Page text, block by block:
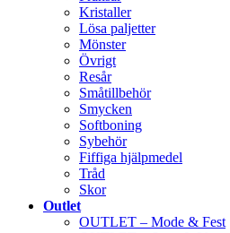
Kristaller
Lösa paljetter
Mönster
Övrigt
Resår
Småtillbehör
Smycken
Softboning
Sybehör
Fiffiga hjälpmedel
Tråd
Skor
Outlet
OUTLET – Mode & Fest